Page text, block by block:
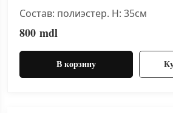
Состав: полиэстер. H: 35см
800 mdl
В корзину